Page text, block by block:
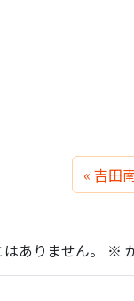
吉田
ありません。 ※